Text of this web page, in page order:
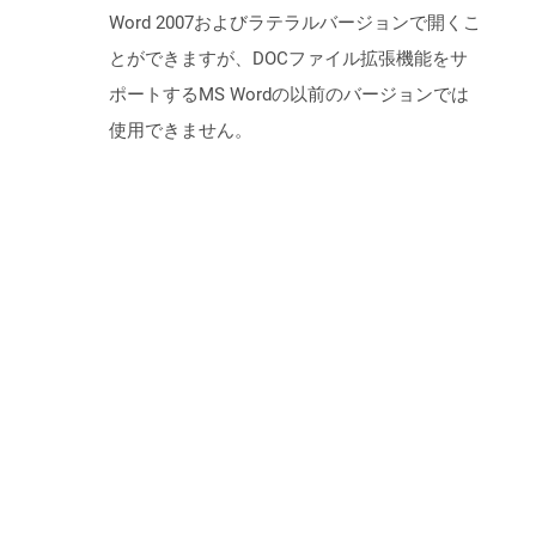
Word 2007およびラテラルバージョンで開くこ
とができますが、DOCファイル拡張機能をサ
ポートするMS Wordの以前のバージョンでは
使用できません。